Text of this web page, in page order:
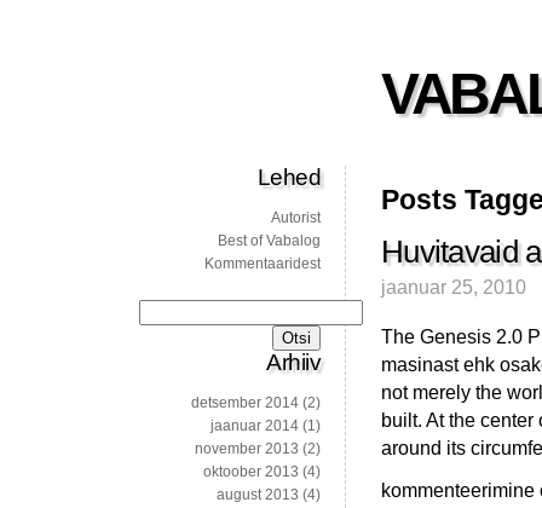
Posts
Huvitavaid
jaanuar 25, 2010
The Genesis 2.0
masinast ehk
not merely the
built. At the
around its
Huvitavaid
Lehed
Autorist
Best of Vabalog
Kommentaaridest
Arhiiv
detsember 2014 (2)
jaanuar 2014 (1)
november 2013 (2)
oktoober 2013 (4)
august 2013 (4)